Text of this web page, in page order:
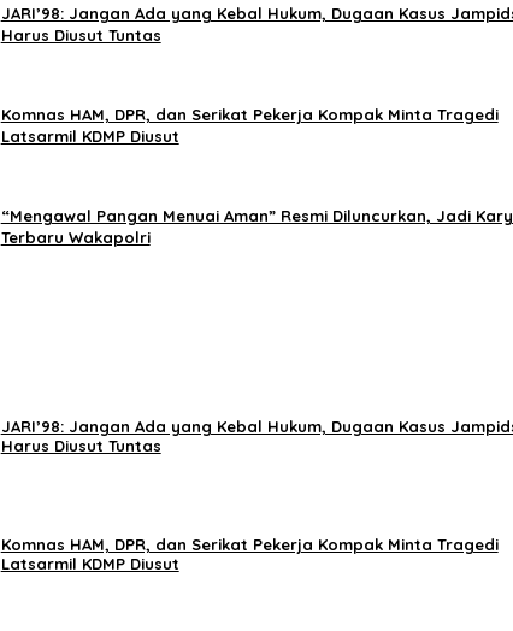
JARI’98: Jangan Ada yang Kebal Hukum, Dugaan Kasus
Harus Diusut Tuntas
Komnas HAM, DPR, dan Serikat Pekerja Kompak Minta Tragedi
Latsarmil KDMP Diusut
“Mengawal Pangan Menuai Aman” Resmi Diluncurkan, Jadi
Terbaru Wakapolri
JARI’98: Jangan Ada yang Kebal Hukum, Dugaan Kasus
Harus Diusut Tuntas
Komnas HAM, DPR, dan Serikat Pekerja Kompak Minta Tragedi
Latsarmil KDMP Diusut